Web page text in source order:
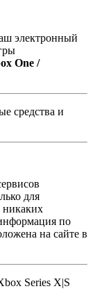
электронный
One /
средства и
для
никаких
по
на сайте в
Series X|S